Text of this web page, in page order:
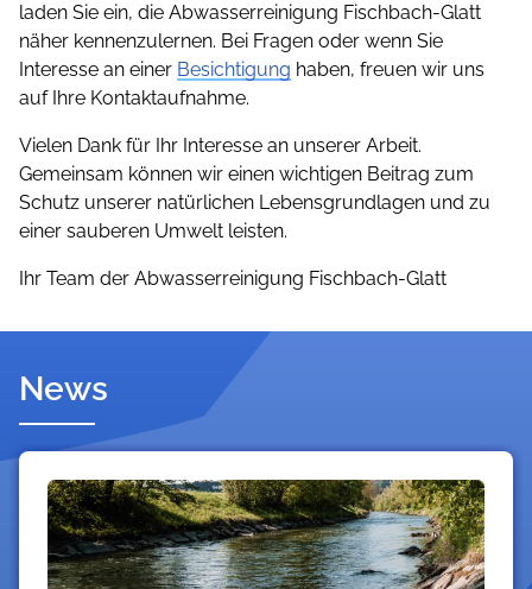
laden Sie ein, die Abwasserreinigung Fischbach-Glatt
näher kennenzulernen. Bei Fragen oder wenn Sie
Interesse an einer Besichtigung haben, freuen wir uns
auf Ihre Kontaktaufnahme.
Vielen Dank für Ihr Interesse an unserer Arbeit.
Gemeinsam können wir einen wichtigen Beitrag zum
Schutz unserer natürlichen Lebensgrundlagen und zu
einer sauberen Umwelt leisten.
Ihr Team der Abwasserreinigung Fischbach-Glatt
News